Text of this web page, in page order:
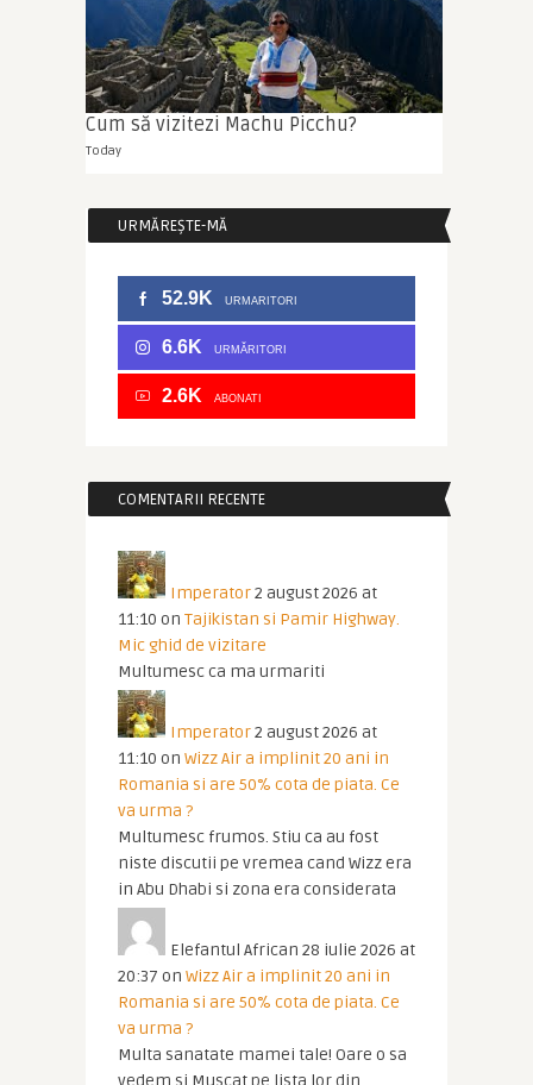
Cum să vizitezi Machu Picchu?
Today
URMĂREȘTE-MĂ
52.9K URMARITORI
6.6K URMĂRITORI
2.6K ABONATI
COMENTARII RECENTE
Imperator2 august 2026 at
11:10 on Tajikistan si Pamir Highway.
Mic ghid de vizitare
Multumesc ca ma urmariti
Imperator2 august 2026 at
11:10 on Wizz Air a implinit 20 ani in
Romania si are 50% cota de piata. Ce
va urma ?
Multumesc frumos. Stiu ca au fost
niste discutii pe vremea cand Wizz era
in Abu Dhabi si zona era considerata
Elefantul African 28 iulie 2026 at
20:37 on Wizz Air a implinit 20 ani in
Romania si are 50% cota de piata. Ce
va urma ?
Multa sanatate mamei tale! Oare o sa
vedem si Muscat pe lista lor din